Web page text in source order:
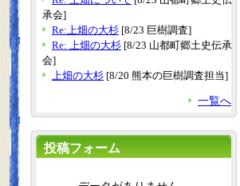
承会]
Re:上畑の大杉 [8/23 巨樹調査]
Re: 上畑の大杉 [8/23 山都町郷土史伝承
会]
上畑の大杉 [8/20 熊本の巨樹調査担当]
一覧へ
投稿フォーム